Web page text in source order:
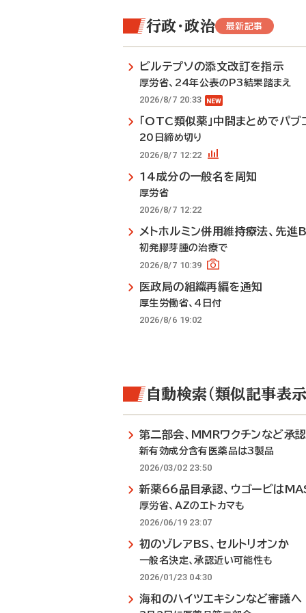
行政・政治 最新記事
ビルテプソの添文改訂を指示
厚労省、24年公表のP3結果踏まえ
2026/8/7 20:33
「OTC類似薬」中間まとめでパブ
20日締め切り
2026/8/7 12:22
14成分の一般名を周知
厚労省
2026/8/7 12:22
メトホルミン併用維持療法、先進
初発膠芽腫の治療で
2026/8/7 10:39
医政局の組織再編を通知
厚生労働省、4日付
2026/8/6 19:02
自動検索（類似記事表示
第二部会、MMRワクチンなど承
新有効成分含有医薬品は3製品
2026/03/02 23:50
新薬66品目承認、ウゴービは
厚労省、AZのエトカマも
2026/06/19 23:07
初のゾレアBS、セルトリオンか
一般名決定、承認近い可能性も
2026/01/23 04:30
海和のハイツエキシンなど審議へ